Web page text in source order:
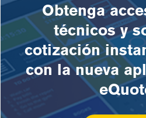
Obtenga
técnicos y
cotización
con la nueva